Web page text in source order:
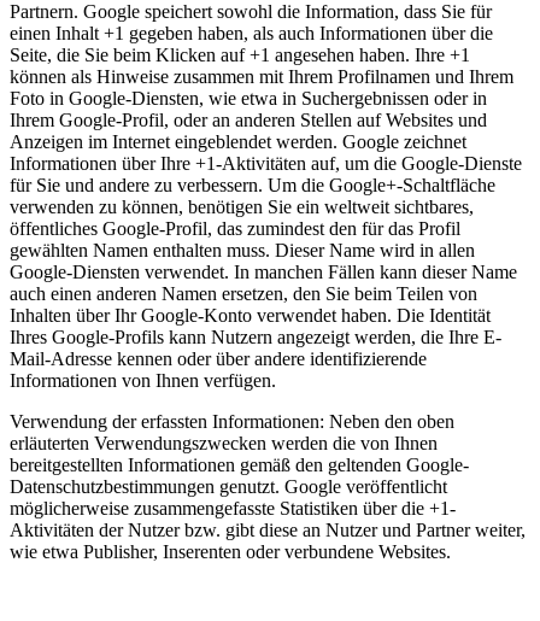
Partnern. Google speichert sowohl die Information, dass Sie für
einen Inhalt +1 gegeben haben, als auch Informationen über die
Seite, die Sie beim Klicken auf +1 angesehen haben. Ihre +1
können als Hinweise zusammen mit Ihrem Profilnamen und Ihrem
Foto in Google-Diensten, wie etwa in Suchergebnissen oder in
Ihrem Google-Profil, oder an anderen Stellen auf Websites und
Anzeigen im Internet eingeblendet werden. Google zeichnet
Informationen über Ihre +1-Aktivitäten auf, um die Google-Dienste
für Sie und andere zu verbessern. Um die Google+-Schaltfläche
verwenden zu können, benötigen Sie ein weltweit sichtbares,
öffentliches Google-Profil, das zumindest den für das Profil
gewählten Namen enthalten muss. Dieser Name wird in allen
Google-Diensten verwendet. In manchen Fällen kann dieser Name
auch einen anderen Namen ersetzen, den Sie beim Teilen von
Inhalten über Ihr Google-Konto verwendet haben. Die Identität
Ihres Google-Profils kann Nutzern angezeigt werden, die Ihre E-
Mail-Adresse kennen oder über andere identifizierende
Informationen von Ihnen verfügen.
Verwendung der erfassten Informationen: Neben den oben
erläuterten Verwendungszwecken werden die von Ihnen
bereitgestellten Informationen gemäß den geltenden Google-
Datenschutzbestimmungen genutzt. Google veröffentlicht
möglicherweise zusammengefasste Statistiken über die +1-
Aktivitäten der Nutzer bzw. gibt diese an Nutzer und Partner weiter,
wie etwa Publisher, Inserenten oder verbundene Websites.